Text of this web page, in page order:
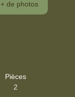
+ de photos
Pièces
2